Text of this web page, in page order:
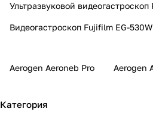
Ультразвуковой
Видеогастроскоп Fujifilm EG-
Aerogen Aeroneb Pro Aerogen
Категория